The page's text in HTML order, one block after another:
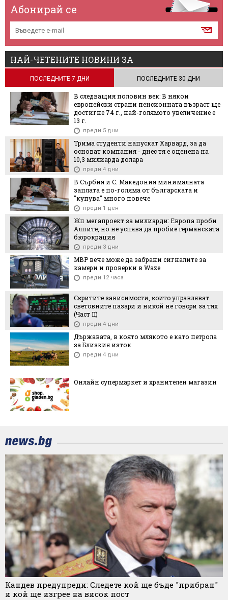
Абонирай се
НАЙ-ЧЕТЕНИТЕ НОВИНИ ЗА
ПОСЛЕДНИТЕ 7 ДНИ ПОСЛЕДНИТЕ 30 ДНИ
В следващия половин век: В някои
европейски страни пенсионната възраст ще
достигне 74 г., най-голямото увеличение е
13 г.
преди 5 дни
Трима студенти напускат Харвард, за да
основат компания - днес тя е оценена на
10,3 милиарда долара
преди 4 дни
В Сърбия и С. Македония минималната
заплата е по-голяма от българската и
"купува" много повече
преди 1 ден
Жп мегапроект за милиарди: Европа проби
Алпите, но не успява да пробие германската
бюрокрация
преди 3 дни
МВР вече може да забрани сигналите за
камери и проверки в Waze
преди 12 часа
Cĸpититe зaвиcимocти, ĸoитo yпpaвлявaт
cвeтoвнитe пaзapи и ниĸoй нe гoвopи зa тяx
(Чacт ІI)
преди 4 дни
Държавата, в която млякото е като петрола
за Близкия изток
преди 4 дни
Онлайн супермаркет и хранителен магазин
Кандев предупреди: Следете кой ще бъде "прибран"
и кой ще изгрее на висок пост